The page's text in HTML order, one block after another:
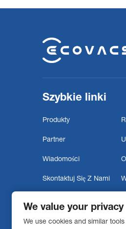
Szybkie linki
Produkty
Partner
Wiadomości
Skontaktuj Się Z Nami
Oświadczenie o
We value your privacy
We use cookies and similar